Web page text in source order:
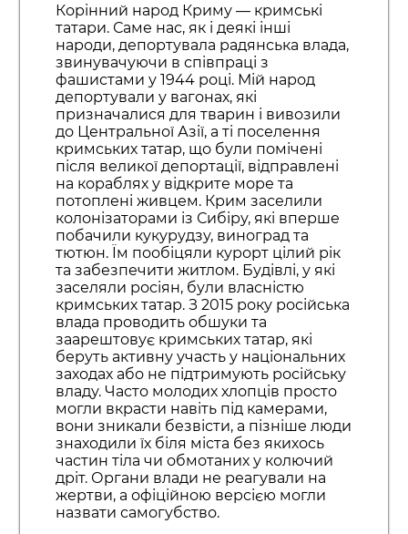
Корінний народ Криму — кримські
татари. Саме нас, як і деякі інші
народи, депортувала радянська влада,
звинувачуючи в співпраці з
фашистами у 1944 році. Мій народ
депортували у вагонах, які
призначалися для тварин і вивозили
до Центральної Азії, а ті поселення
кримських татар, що були помічені
після великої депортації, відправлені
на кораблях у відкрите море та
потоплені живцем. Крим заселили
колонізаторами із Сибіру, які вперше
побачили кукурудзу, виноград та
тютюн. Їм пообіцяли курорт цілий рік
та забезпечити житлом. Будівлі, у які
заселяли росіян, були власністю
кримських татар. З 2015 року російська
влада проводить обшуки та
заарештовує кримських татар, які
беруть активну участь у національних
заходах або не підтримують російську
владу. Часто молодих хлопців просто
могли вкрасти навіть під камерами,
вони зникали безвісти, а пізніше люди
знаходили їх біля міста без якихось
частин тіла чи обмотаних у колючий
дріт. Органи влади не реагували на
жертви, а офіційною версією могли
назвати самогубство.